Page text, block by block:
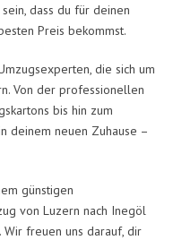
dass du für deinen
Preis bekommst.
die sich um
Von der professionellen
bis hin zum
deinem neuen Zuhause –
günstigen
von Luzern nach Inegöl
Wir freuen uns darauf, dir